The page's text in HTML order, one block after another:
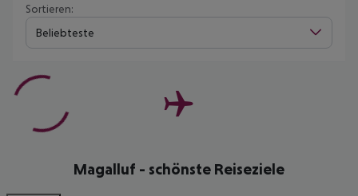
Sortieren:
Beliebteste
Magalluf - schönste Reiseziele